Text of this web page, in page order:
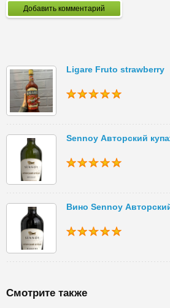
Добавить комментарий
Ligare Fruto strawberry
Sennoy Авторский
Вино Sennoy
Смотрите также